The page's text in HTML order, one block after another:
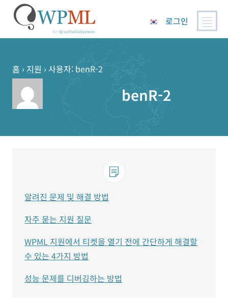
로그인
홈 › 지원 › 사용자: benR-2
benR-2
알려진 문제 및 해결 방법
자주 묻는 지원 질문
WPML 지원에서 티켓을 열기 전에 간단하게 해결할
수 있는 4가지 방법
성능 문제를 디버깅하는 방법